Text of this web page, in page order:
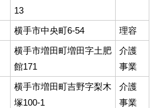
13
横手市中央町6-54
理容
横手市増田町増田字土肥
館171
介護
事業
横手市増田町吉野字梨木
塚100-1
介護
事業